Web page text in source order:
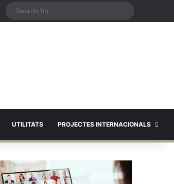
UTILITATS PROJECTES INTERNACIONALS